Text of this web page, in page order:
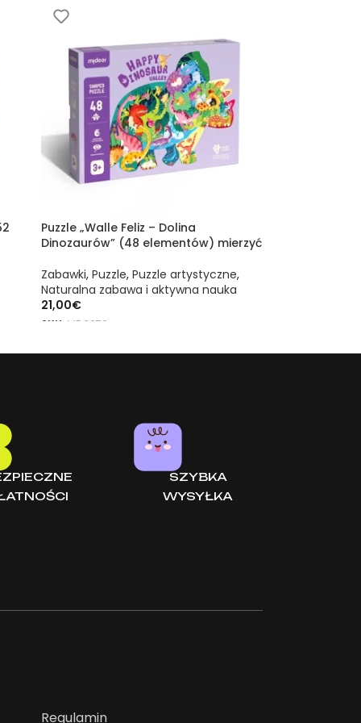
Puzzle „Walle Feliz – Dolina
Dinozaurów” (48 elementów) mierzyć
Zabawki, Puzzle, Puzzle artystyczne,
Naturalna zabawa i aktywna nauka
21,00€
SKU: MD3272
SZYBKA
WYSYŁKA
Regulamin